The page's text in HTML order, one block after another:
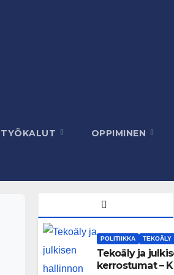
TYÖKALUT OPPIMINEN
POLITIIKKA TEKOÄLY
Tekoäly ja
kerrostumat –